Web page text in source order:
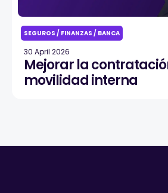
SEGUROS / FINANZAS / BANCA
30 April 2026
Mejorar la
movilidad interna